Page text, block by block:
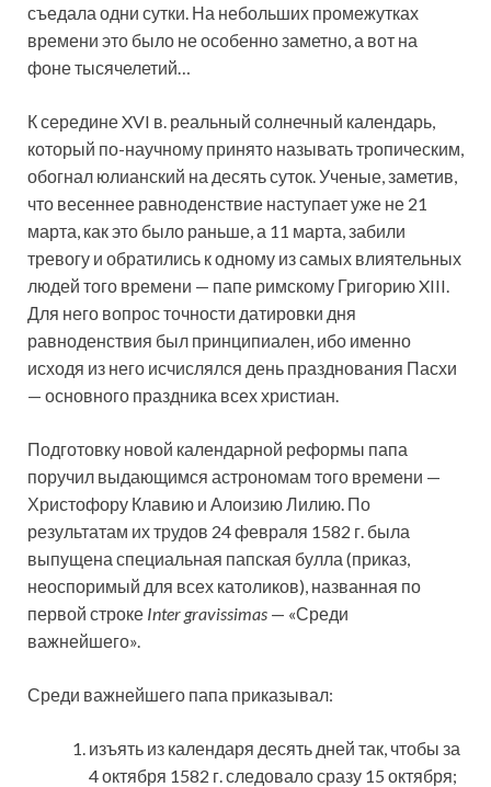
съедала одни сутки. На небольших промежутках
времени это было не особенно заметно, а вот на
фоне тысячелетий…
К середине XVI в. реальный солнечный календарь,
который по-научному принято называть тропическим,
обогнал юлианский на десять суток. Ученые, заметив,
что весеннее равноденствие наступает уже не 21
марта, как это было раньше, а 11 марта, забили
тревогу и обратились к одному из самых влиятельных
людей того времени — папе римскому Григорию XIII.
Для него вопрос точности датировки дня
равноденствия был принципиален, ибо именно
исходя из него исчислялся день празднования Пасхи
— основного праздника всех христиан.
Подготовку новой календарной реформы папа
поручил выдающимся астрономам того времени —
Христофору Клавию и Алоизию Лилию. По
результатам их трудов 24 февраля 1582 г. была
выпущена специальная папская булла (приказ,
неоспоримый для всех католиков), названная по
первой строке Inter gravissimas — «Среди
важнейшего».
Среди важнейшего папа приказывал:
изъять из календаря десять дней так, чтобы за
4 октября 1582 г. следовало сразу 15 октября;